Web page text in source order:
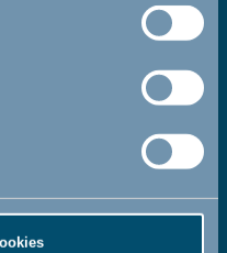
Cookiepolitik
Tilmeld